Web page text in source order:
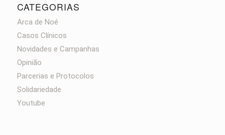
CATEGORIAS
Arca de Noé
Casos Clínicos
Novidades e Campanhas
Opinião
Parcerias e Protocolos
Solidariedade
Youtube